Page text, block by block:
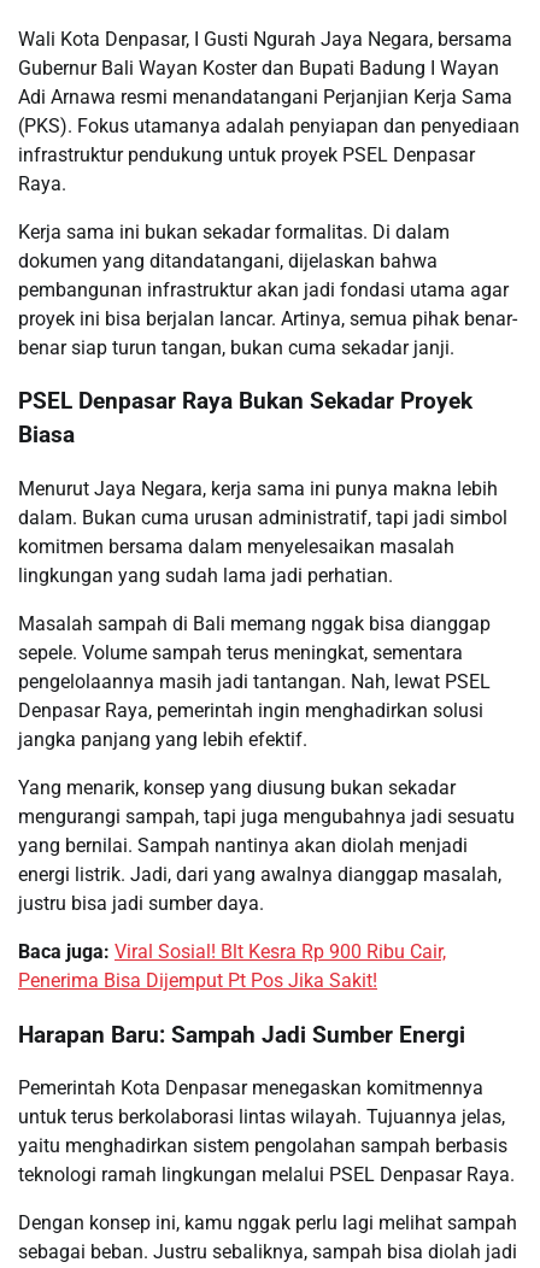
Wali Kota Denpasar, I Gusti Ngurah Jaya Negara, bersama
Gubernur Bali Wayan Koster dan Bupati Badung I Wayan
Adi Arnawa resmi menandatangani Perjanjian Kerja Sama
(PKS). Fokus utamanya adalah penyiapan dan penyediaan
infrastruktur pendukung untuk proyek PSEL Denpasar
Raya.
Kerja sama ini bukan sekadar formalitas. Di dalam
dokumen yang ditandatangani, dijelaskan bahwa
pembangunan infrastruktur akan jadi fondasi utama agar
proyek ini bisa berjalan lancar. Artinya, semua pihak benar-
benar siap turun tangan, bukan cuma sekadar janji.
PSEL Denpasar Raya Bukan Sekadar Proyek
Biasa
Menurut Jaya Negara, kerja sama ini punya makna lebih
dalam. Bukan cuma urusan administratif, tapi jadi simbol
komitmen bersama dalam menyelesaikan masalah
lingkungan yang sudah lama jadi perhatian.
Masalah sampah di Bali memang nggak bisa dianggap
sepele. Volume sampah terus meningkat, sementara
pengelolaannya masih jadi tantangan. Nah, lewat PSEL
Denpasar Raya, pemerintah ingin menghadirkan solusi
jangka panjang yang lebih efektif.
Yang menarik, konsep yang diusung bukan sekadar
mengurangi sampah, tapi juga mengubahnya jadi sesuatu
yang bernilai. Sampah nantinya akan diolah menjadi
energi listrik. Jadi, dari yang awalnya dianggap masalah,
justru bisa jadi sumber daya.
Baca juga: Viral Sosial! Blt Kesra Rp 900 Ribu Cair,
Penerima Bisa Dijemput Pt Pos Jika Sakit!
Harapan Baru: Sampah Jadi Sumber Energi
Pemerintah Kota Denpasar menegaskan komitmennya
untuk terus berkolaborasi lintas wilayah. Tujuannya jelas,
yaitu menghadirkan sistem pengolahan sampah berbasis
teknologi ramah lingkungan melalui PSEL Denpasar Raya.
Dengan konsep ini, kamu nggak perlu lagi melihat sampah
sebagai beban. Justru sebaliknya, sampah bisa diolah jadi